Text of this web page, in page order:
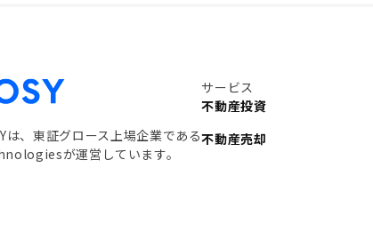
は、東証グロース上場企業である
が運営しています。
サービス
不動産投資
不動産売却